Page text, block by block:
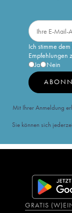
Ich stimme
Empfehlungen
Ja
Nein
Mit Ihrer Anmeldung
Sie können sich
GRATIS